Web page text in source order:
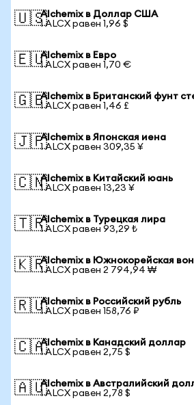
🇺🇸Alchemix в Доллар США
1 ALCX равен 1,96 $
🇪🇺Alchemix в Евро
1 ALCX равен 1,70 €
🇬🇧Alchemix в Британский фунт
1 ALCX равен 1,46 £
🇯🇵Alchemix в Японская иена
1 ALCX равен 309,35 ¥
🇨🇳Alchemix в Китайский юань
1 ALCX равен 13,23 ¥
🇹🇷Alchemix в Турецкая лира
1 ALCX равен 93,29 ₺
🇰🇷Alchemix в Южнокорейская
1 ALCX равен 2 794,94 ₩
🇷🇺Alchemix в Российский рубль
1 ALCX равен 158,76 ₽
🇨🇦Alchemix в Канадский доллар
1 ALCX равен 2,75 $
🇦🇺Alchemix в Австралийский
1 ALCX равен 2,78 $